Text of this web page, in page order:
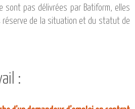
sont pas délivrées par Batiform, elles
réserve de la situation et du statut de
: